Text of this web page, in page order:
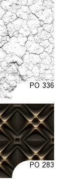
PO 336
PO 283